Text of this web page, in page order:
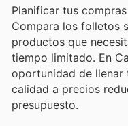
Planificar tus
Compara los folletos
productos que
tiempo limitado. En
oportunidad de
calidad a precios
presupuesto.